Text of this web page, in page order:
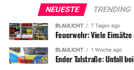
NEUESTE TRENDING
BLAULICHT 7 Tagen ago
Feuerwehr: Viele
BLAULICHT 1 Woche ago
Ender Talstraße: Unfall